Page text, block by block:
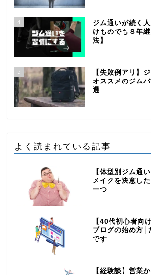
4
ジム通いが続く
けものでも８年
法】
5
【失敗例アリ】
オススメのジム
選
よく読まれている記事
【体型別ジム通
メイクを決意し
一つ
【40代初心者向
ブログの始め方│
です
【経験談】営業